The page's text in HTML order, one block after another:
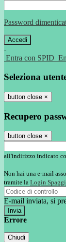
Password
-
Entra con SPID
Seleziona
button close ×
Recupero
button close ×
all'indirizzo indicato
Non hai una e-mail
tramite la Login
E-mail inviata, si
Errore
Chiudi